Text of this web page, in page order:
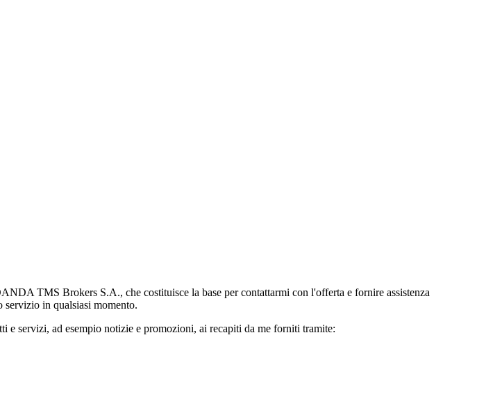
TMS Brokers S.A., che costituisce la base per contattarmi con l'offerta e fornire assistenza
servizio in qualsiasi momento.
servizi, ad esempio notizie e promozioni, ai recapiti da me forniti tramite: